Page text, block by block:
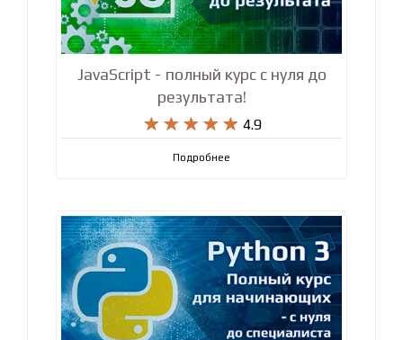
JavaScript - полный курс с нуля до
результата!
    
     4.9
Подробнее